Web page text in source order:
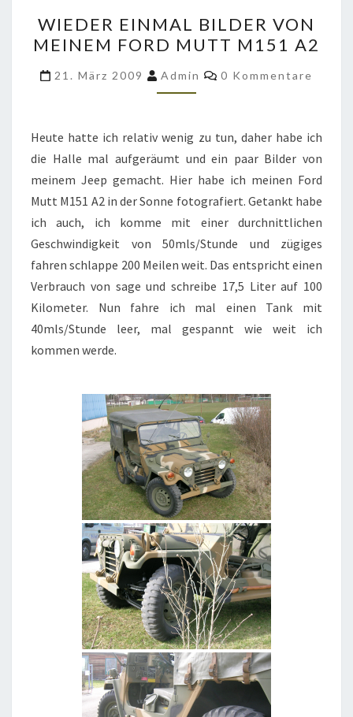
EINMAL
BILDER
VON
MEINEM
MUTT
M151
A2
WIEDER EINMAL BILDER VON
MEINEM FORD MUTT M151 A2
21. März 2009 Admin Kommentare
0 Kommentare
Heute hatte ich relativ wenig zu tun, daher habe ich
die Halle mal aufgeräumt und ein paar Bilder von
meinem Jeep gemacht. Hier habe ich meinen Ford
Mutt M151 A2 in der Sonne fotografiert. Getankt habe
ich auch, ich komme mit einer durchnittlichen
Geschwindigkeit von 50mls/Stunde und zügiges
fahren schlappe 200 Meilen weit. Das entspricht einen
Verbrauch von sage und schreibe 17,5 Liter auf 100
Kilometer. Nun fahre ich mal einen Tank mit
40mls/Stunde leer, mal gespannt wie weit ich
kommen werde.